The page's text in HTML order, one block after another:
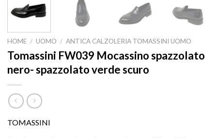
HOME / UOMO / ANTICA CALZOLERIA TOMASSINI UOMO
Tomassini FW039 Mocassino spazzolato
nero- spazzolato verde scuro
TOMASSINI